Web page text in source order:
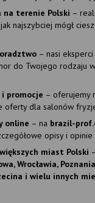
na terenie Polski –
najszybciej mógł
– nasi
do Twojego rodzaju
promocje – oferujemy
oferty dla salonów
online – na brazil-
opisy i opinie
miast Polski
Wrocławia,
i wielu innych